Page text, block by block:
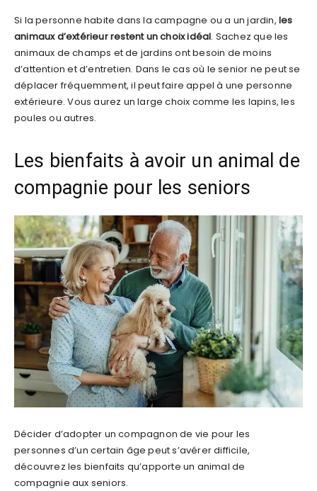
Si la personne habite dans la campagne ou a un jardin, les
animaux d’extérieur restent un choix idéal. Sachez que les
animaux de champs et de jardins ont besoin de moins
d’attention et d’entretien. Dans le cas où le senior ne peut se
déplacer fréquemment, il peut faire appel à une personne
extérieure. Vous aurez un large choix comme les lapins, les
poules ou autres.
Les bienfaits à avoir un animal de
compagnie pour les seniors
Décider d’adopter un compagnon de vie pour les
personnes d’un certain âge peut s’avérer difficile,
découvrez les bienfaits qu’apporte un animal de
compagnie aux seniors.